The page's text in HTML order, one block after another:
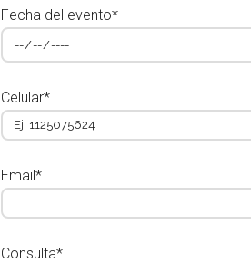
Fecha del evento*
Celular*
Email*
Consulta*